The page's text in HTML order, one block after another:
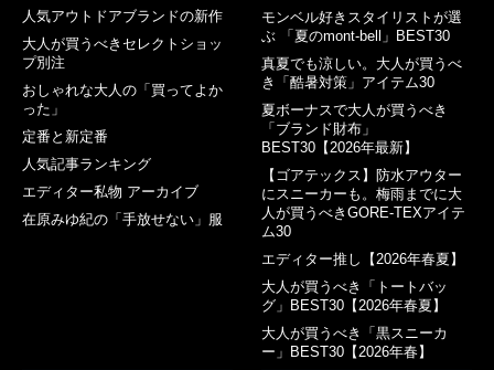
人気アウトドアブランドの新作
大人が買うべきセレクトショッ
プ別注
おしゃれな大人の「買ってよか
った」
定番と新定番
人気記事ランキング
エディター私物 アーカイブ
在原みゆ紀の「手放せない」服
モンベル好きスタイリストが選
ぶ 「夏のmont-bell」BEST30
真夏でも涼しい。大人が買うべ
き「酷暑対策」アイテム30
夏ボーナスで大人が買うべき
「ブランド財布」
BEST30【2026年最新】
【ゴアテックス】防水アウター
にスニーカーも。梅雨までに大
人が買うべきGORE-TEXアイテ
ム30
エディター推し【2026年春夏】
大人が買うべき「トートバッ
グ」BEST30【2026年春夏】
大人が買うべき「黒スニーカ
ー」BEST30【2026年春】